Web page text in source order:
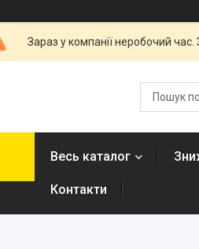
Зараз у компанії неробочий
Весь каталог
Контакти